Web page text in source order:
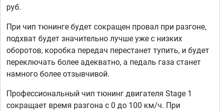
руб.
При чип тюнинге будет сокращен провал при разгоне,
подхват будет значительно лучше уже с низких
оборотов, коробка передач перестанет тупить, и будет
переключать более адекватно, а педаль газа станет
намного более отзывчивой.
Профессиональный чип тюнинг двигателя Stage 1
сокращает время разгона с 0 до 100 км/ч. При